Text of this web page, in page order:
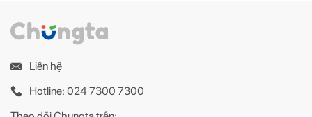
Liên hệ
Hotline: 024 7300 7300